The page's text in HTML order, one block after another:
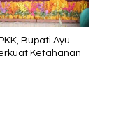
Bupati Ayu
Ketahanan